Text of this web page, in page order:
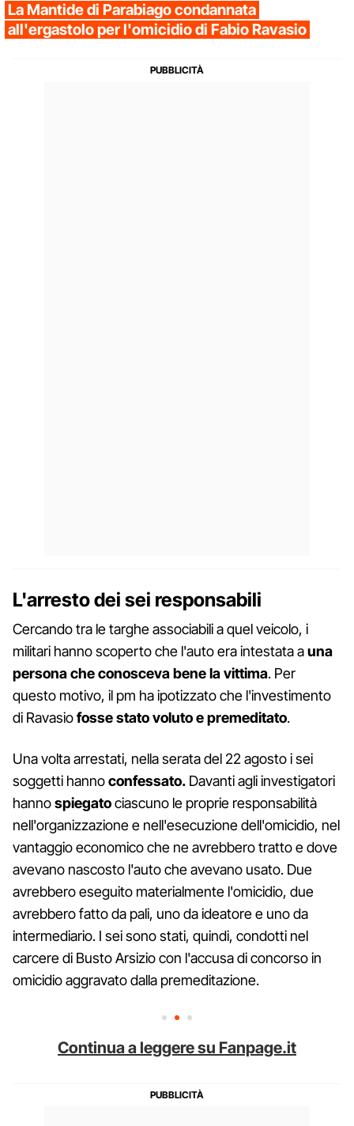
La Mantide di Parabiago condannata
all'ergastolo per l'omicidio di Fabio Ravasio
L'arresto dei sei responsabili
Cercando tra le targhe associabili a quel veicolo, i
militari hanno scoperto che l'auto era intestata auna
persona che conosceva bene la vittima. Per
questo motivo, il pm ha ipotizzato che l'investimento
di Ravasiofosse stato voluto e premeditato.
Una volta arrestati, nella serata del 22 agosto i sei
soggetti hannoconfessato. Davanti agli investigatori
hannospiegatociascuno le proprie responsabilità
nell'organizzazione e nell'esecuzione dell'omicidio, nel
vantaggio economico che ne avrebbero tratto e dove
avevano nascosto l'auto che avevano usato. Due
avrebbero eseguito materialmente l'omicidio, due
avrebbero fatto da pali, uno da ideatore e uno da
intermediario. I sei sono stati, quindi, condotti nel
carcere di Busto Arsizio con l'accusa di concorso in
omicidio aggravato dalla premeditazione.
Continua a leggere su Fanpage.it